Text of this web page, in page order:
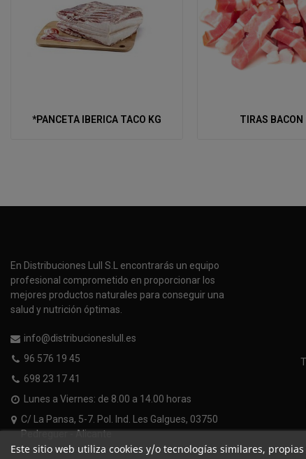
*PANCETA IBERICA TACO KG TIRAS BACON
En Distribuciones Lull S.L encontrarás un equipo
profesional comprometido en proporcionar los
mejores productos naturales para conseguir una
salud y nutrición óptimas.
info@distribucioneslull.es
96 576 19 45
698 23 17 41
Lunes a Viernes: de 8.00 a 14.00 horas
C/ La Pansa, 5-7. Pol. Ind. Les Galgues, 03750
Pedreguer - Alicante
Este sitio web utiliza cookies y/o tecnologías similares,